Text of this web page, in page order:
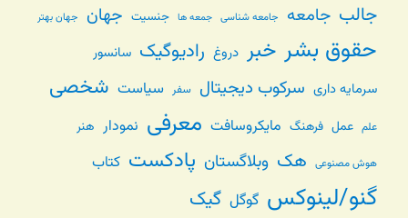
جالب جامعه جامعه شناسی جمعه ها جنسیت جهان جهان بهتر
حقوق بشر خبر دروغ رادیوگیک سانسور
سرمایه داری سرکوب دیجیتال سفر سیاست شخصی
علم عمل فرهنگ مایکروسافت معرفی نمودار هنر
هوش مصنوعی هک وبلاگستان پادکست کتاب
گنو/لینوکس گوگل گیک